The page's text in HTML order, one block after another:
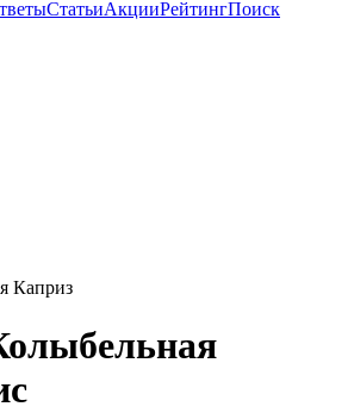
СтатьиАкцииРейтингПоиск
Каприз